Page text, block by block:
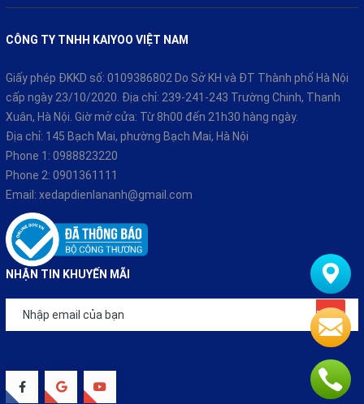
CÔNG TY TNHH KAIYOO VIỆT NAM
Giấy phép ĐKKD số: 0109386802 Do Sở KH và ĐT Thành phố Hà Nội
cấp ngày 23/10/2020. Địa chỉ: 239-241-243 Trường Chinh, Thanh
Xuân, Hà Nội. Giờ mở cửa: Từ 8h00 đến 21h30 hàng ngày.
Địa chỉ: 145 Bạch Mai, phường Bạch Mai, Hà Nội
Phone 1: 0988823220
Phone 2: 0901361111
Email: xedapdienlananh@gmail.com
NHẬN TIN KHUYẾN MÃI
Đăng ký